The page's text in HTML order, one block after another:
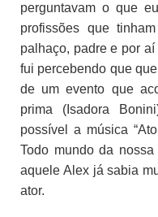
perguntavam o que
profissões que
palhaço, padre e por
fui percebendo que
de um evento que
prima (Isadora
possível a música
Todo mundo da
aquele Alex já sabia
ator.